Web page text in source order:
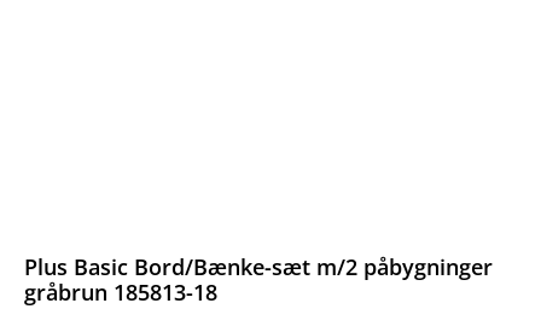
Plus Basic Bord/Bænke-sæt m/2 påbygninger
gråbrun 185813-18